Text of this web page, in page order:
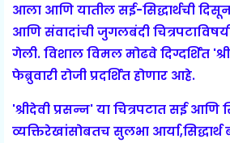
आला आणि यातील सई-सिद्धार्थची
आणि संवादांची जुगलबंदी
गेली. विशाल विमल मोढवे दिग्दर्शित
फेब्रुवारी रोजी प्रदर्शित होणार आहे.
'श्रीदेवी प्रसन्न' या चित्रपटात सई आणि
व्यक्तिरेखांसोबतच सुलभा